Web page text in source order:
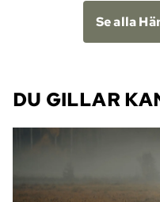
Se alla
DU GILLAR